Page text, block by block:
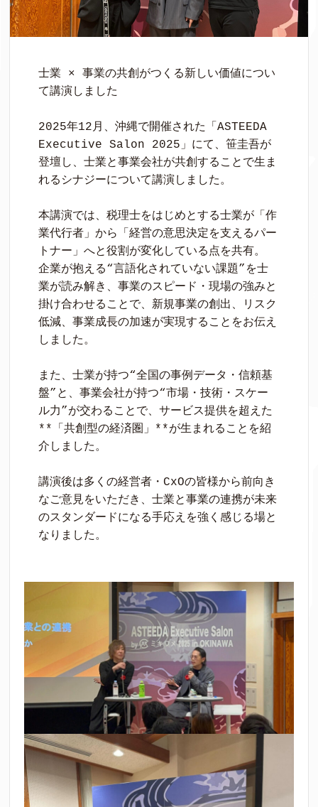
士業 × 事業の共創がつくる新しい価値につい
て講演しました
2025年12月、沖縄で開催された「ASTEEDA
Executive Salon 2025」にて、笹圭吾が
登壇し、士業と事業会社が共創することで生ま
れるシナジーについて講演しました。
本講演では、税理士をはじめとする士業が「作
業代行者」から「経営の意思決定を支えるパー
トナー」へと役割が変化している点を共有。
企業が抱える“言語化されていない課題”を士
業が読み解き、事業のスピード・現場の強みと
掛け合わせることで、新規事業の創出、リスク
低減、事業成長の加速が実現することをお伝え
しました。
また、士業が持つ“全国の事例データ・信頼基
盤”と、事業会社が持つ“市場・技術・スケー
ル力”が交わることで、サービス提供を超えた
**「共創型の経済圏」**が生まれることを紹
介しました。
講演後は多くの経営者・CxOの皆様から前向き
なご意見をいただき、士業と事業の連携が未来
のスタンダードになる手応えを強く感じる場と
なりました。